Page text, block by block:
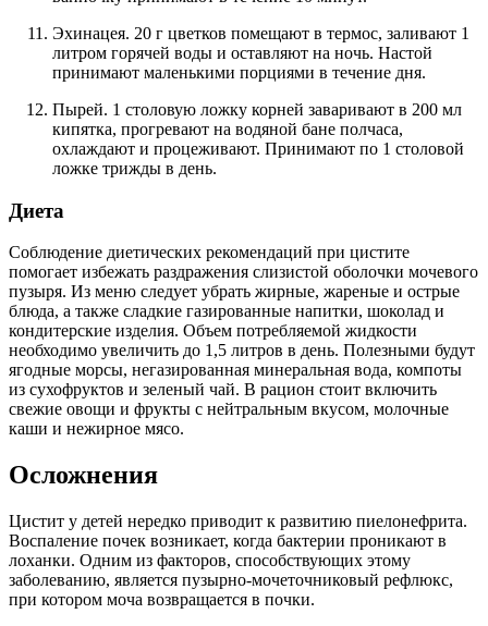
Эхинацея. 20 г цветков помещают в термос, заливают 1
литром горячей воды и оставляют на ночь. Настой
принимают маленькими порциями в течение дня.
Пырей. 1 столовую ложку корней заваривают в 200 мл
кипятка, прогревают на водяной бане полчаса,
охлаждают и процеживают. Принимают по 1 столовой
ложке трижды в день.
Диета
Соблюдение диетических рекомендаций при цистите
помогает избежать раздражения слизистой оболочки мочевого
пузыря. Из меню следует убрать жирные, жареные и острые
блюда, а также сладкие газированные напитки, шоколад и
кондитерские изделия. Объем потребляемой жидкости
необходимо увеличить до 1,5 литров в день. Полезными будут
ягодные морсы, негазированная минеральная вода, компоты
из сухофруктов и зеленый чай. В рацион стоит включить
свежие овощи и фрукты с нейтральным вкусом, молочные
каши и нежирное мясо.
Осложнения
Цистит у детей нередко приводит к развитию пиелонефрита.
Воспаление почек возникает, когда бактерии проникают в
лоханки. Одним из факторов, способствующих этому
заболеванию, является пузырно-мочеточниковый рефлюкс,
при котором моча возвращается в почки.